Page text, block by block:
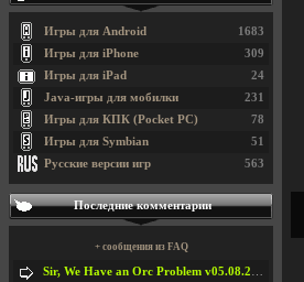
1683
Игры для Android
309
Игры для iPhone
24
Игры для iPad
231
Java-игры для мобилки
78
Игры для КПК (Pocket PC)
51
Игры для Symbian
563
Русские версии игр
Последние комментарии
+ сообщения из FAQ
Sir, We Have an Orc Problem v05.08.2026